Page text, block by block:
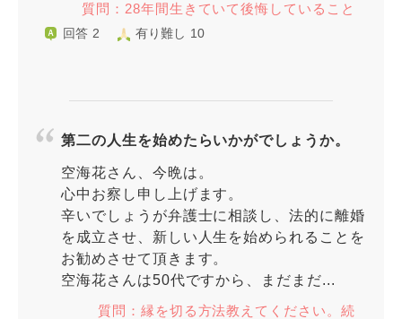
質問：28年間生きていて後悔していること
回答 2 有り難し 10
第二の人生を始めたらいかがでしょうか。
空海花さん、今晩は。
心中お察し申し上げます。
辛いでしょうが弁護士に相談し、法的に離婚
を成立させ、新しい人生を始められることを
お勧めさせて頂きます。
空海花さんは50代ですから、まだまだ...
質問：縁を切る方法教えてください。続